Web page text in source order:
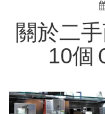
關於二
10個